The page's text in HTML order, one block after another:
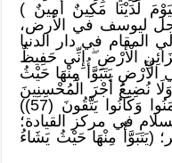
لَدَيْنَا مَكِينٌ أَمِينٌ )
وجل ليوسف في الأرض،
المقام في دار الدنيا
الْأَرْضِ ۖ إِنِّي حَفِيظٌ
فِي الْأَرْضِ يَتَبَوَّأُ مِنْهَا حَيْثُ
نُضِيعُ أَجْرَ الْمُحْسِنِينَ
(56) وَلَأَجْرُ الْآخِرَةِ خَيْرٌ لِّلَّذِينَ آمَنُوا وَكَانُوا يَتَّقُونَ (57))
في مركز القيادة؛
مِنْهَا حَيْثُ يَشَاءُ